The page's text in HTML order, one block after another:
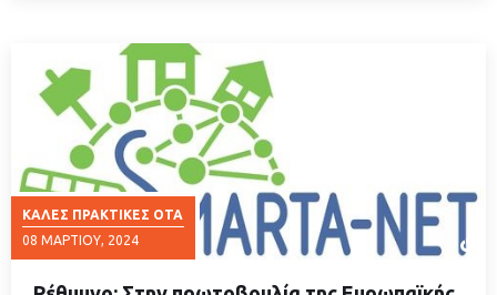
ΚΑΛΈΣ ΠΡΑΚΤΙΚΈΣ ΟΤΑ
08 ΜΑΡΤΊΟΥ, 2024